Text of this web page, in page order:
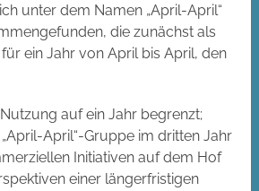
unter dem Namen „April-April“
die zunächst als
ein Jahr von April bis April, den
auf ein Jahr begrenzt;
April“-Gruppe im dritten Jahr
Initiativen auf dem Hof
einer längerfristigen